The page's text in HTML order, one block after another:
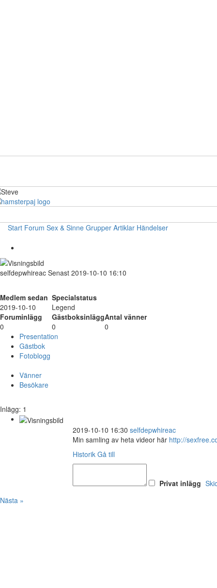
Start Forum Sex & Sinne Grupper Artiklar Händelser
selfdepwhireac Senast 2019-10-10 16:10
Medlem sedan Specialstatus
2019-10-10
Legend
Foruminlägg
GästboksinläggAntal vänner
0
0
0
Presentation
Gästbok
Fotoblogg
Vänner
Besökare
Inlägg: 1
2019-10-10 16:30 selfdepwhireac
Min samling av heta videor här http://
Historik Gå till
Privat inlägg
Nästa »